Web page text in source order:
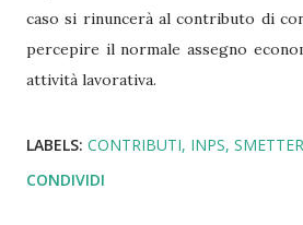
caso si rinuncerà al contributo di
percepire il normale assegno
attività lavorativa.
LABELS: CONTRIBUTI INPS
CONDIVIDI